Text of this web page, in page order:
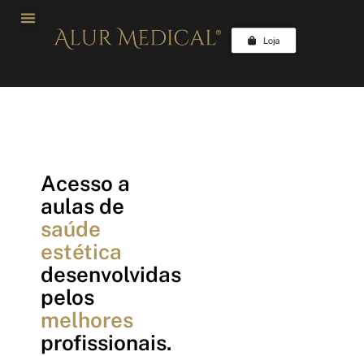
Acesso a
aulas de
saúde
estética
desenvolvidas
pelos
melhores
profissionais.